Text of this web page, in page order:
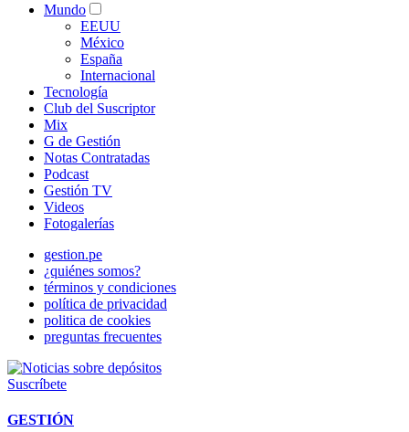
Mundo
EEUU
México
España
Internacional
Tecnología
Club del Suscriptor
Mix
G de Gestión
Notas Contratadas
Podcast
Gestión TV
Videos
Fotogalerías
gestion.pe
¿quiénes somos?
términos y condiciones
política de privacidad
politica de cookies
preguntas frecuentes
Suscríbete
GESTIÓN